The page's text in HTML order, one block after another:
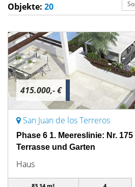
Objekte: 20
415.000,- €
San Juan de los Terreros
Phase 6 1. Meereslinie: Nr.
Terrasse und Garten
Haus